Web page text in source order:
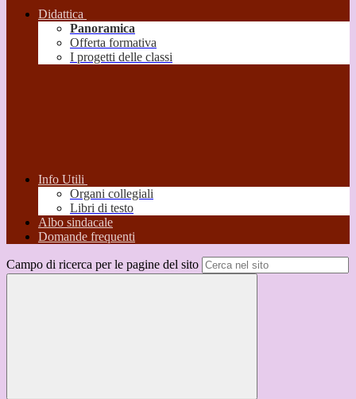
Didattica
Panoramica
Offerta formativa
I progetti delle classi
Info Utili
Organi collegiali
Libri di testo
Albo sindacale
Domande frequenti
Campo di ricerca per le pagine del sito